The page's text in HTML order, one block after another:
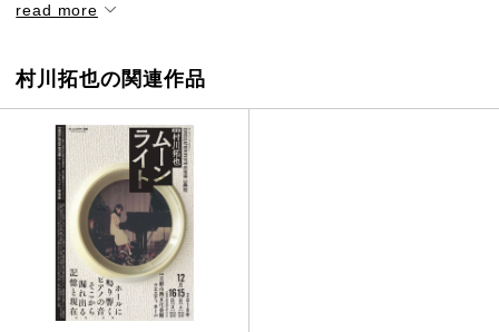
read more
村川拓也の関連作品